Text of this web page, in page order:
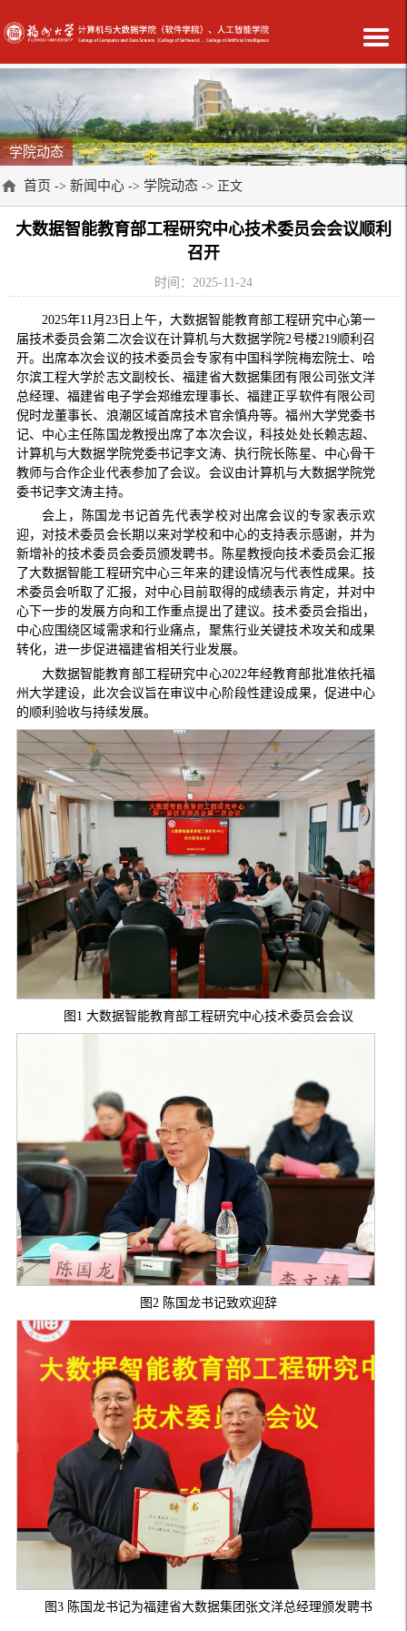
学院动态
首页 -> 新闻中心 -> 学院动态 -> 正文
大数据智能教育部工程研究中心技术委员会会议顺利
召开
时间：2025-11-24
2025年11月23日上午，大数据智能教育部工程研究中心第一
届技术委员会第二次会议在计算机与大数据学院2号楼219顺利召
开。出席本次会议的技术委员会专家有中国科学院梅宏院士、哈
尔滨工程大学於志文副校长、福建省大数据集团有限公司张文洋
总经理、福建省电子学会郑维宏理事长、福建正孚软件有限公司
倪时龙董事长、浪潮区域首席技术官余慎舟等。福州大学党委书
记、中心主任陈国龙教授出席了本次会议，科技处处长赖志超、
计算机与大数据学院党委书记李文涛、执行院长陈星、中心骨干
教师与合作企业代表参加了会议。会议由计算机与大数据学院党
委书记李文涛主持。
会上，陈国龙书记首先代表学校对出席会议的专家表示欢
迎，对技术委员会长期以来对学校和中心的支持表示感谢，并为
新增补的技术委员会委员颁发聘书。陈星教授向技术委员会汇报
了大数据智能工程研究中心三年来的建设情况与代表性成果。技
术委员会听取了汇报，对中心目前取得的成绩表示肯定，并对中
心下一步的发展方向和工作重点提出了建议。技术委员会指出，
中心应围绕区域需求和行业痛点，聚焦行业关键技术攻关和成果
转化，进一步促进福建省相关行业发展。
大数据智能教育部工程研究中心2022年经教育部批准依托福
州大学建设，此次会议旨在审议中心阶段性建设成果，促进中心
的顺利验收与持续发展。
图1 大数据智能教育部工程研究中心技术委员会会议
图2 陈国龙书记致欢迎辞
图3 陈国龙书记为福建省大数据集团张文洋总经理颁发聘书